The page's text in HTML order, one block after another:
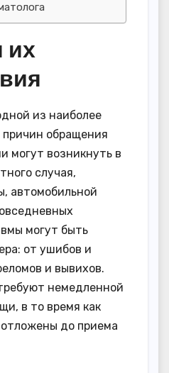
их
из наиболее
обращения
могут возникнуть в
случая,
автомобильной
могут быть
от ушибов и
и вывихов.
немедленной
в то время как
до приема